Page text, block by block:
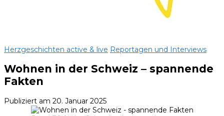
Herzgeschichten active & live Reportagen und Interviews
Wohnen in der Schweiz – spannende
Fakten
Publiziert am 20. Januar 2025